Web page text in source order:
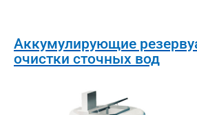
Аккумулирующие
очистки сточных вод